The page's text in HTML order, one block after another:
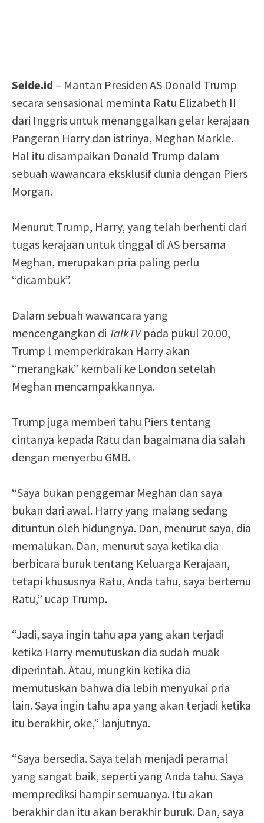
Seide.id – Mantan Presiden AS Donald Trump
secara sensasional meminta Ratu Elizabeth II
dari Inggris untuk menanggalkan gelar kerajaan
Pangeran Harry dan istrinya, Meghan Markle.
Hal itu disampaikan Donald Trump dalam
sebuah wawancara eksklusif dunia dengan Piers
Morgan.
Menurut Trump, Harry, yang telah berhenti dari
tugas kerajaan untuk tinggal di AS bersama
Meghan, merupakan pria paling perlu
“dicambuk”.
Dalam sebuah wawancara yang
mencengangkan di TalkTVpada pukul 20.00,
Trump l memperkirakan Harry akan
“merangkak” kembali ke London setelah
Meghan mencampakkannya.
Trump juga memberi tahu Piers tentang
cintanya kepada Ratu dan bagaimana dia salah
dengan menyerbu GMB.
“Saya bukan penggemar Meghan dan saya
bukan dari awal. Harry yang malang sedang
dituntun oleh hidungnya. Dan, menurut saya, dia
memalukan. Dan, menurut saya ketika dia
berbicara buruk tentang Keluarga Kerajaan,
tetapi khususnya Ratu, Anda tahu, saya bertemu
Ratu,” ucap Trump.
“Jadi, saya ingin tahu apa yang akan terjadi
ketika Harry memutuskan dia sudah muak
diperintah. Atau, mungkin ketika dia
memutuskan bahwa dia lebih menyukai pria
lain. Saya ingin tahu apa yang akan terjadi ketika
itu berakhir, oke,” lanjutnya.
“Saya bersedia. Saya telah menjadi peramal
yang sangat baik, seperti yang Anda tahu. Saya
memprediksi hampir semuanya. Itu akan
berakhir dan itu akan berakhir buruk. Dan, saya